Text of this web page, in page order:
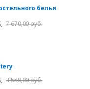
белья
7 670,00 руб.
3 550,00 руб.